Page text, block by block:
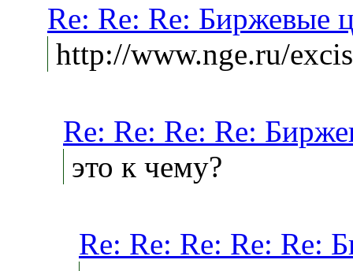
Re: Re: Re: Биржевые
http://www.nge.ru/
Re: Re: Re: Re:
это к чему?
Re: Re: Re: Re: Re: